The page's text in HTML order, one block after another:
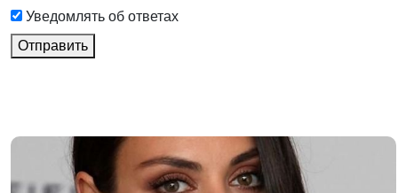
Уведомлять об ответах
Отправить